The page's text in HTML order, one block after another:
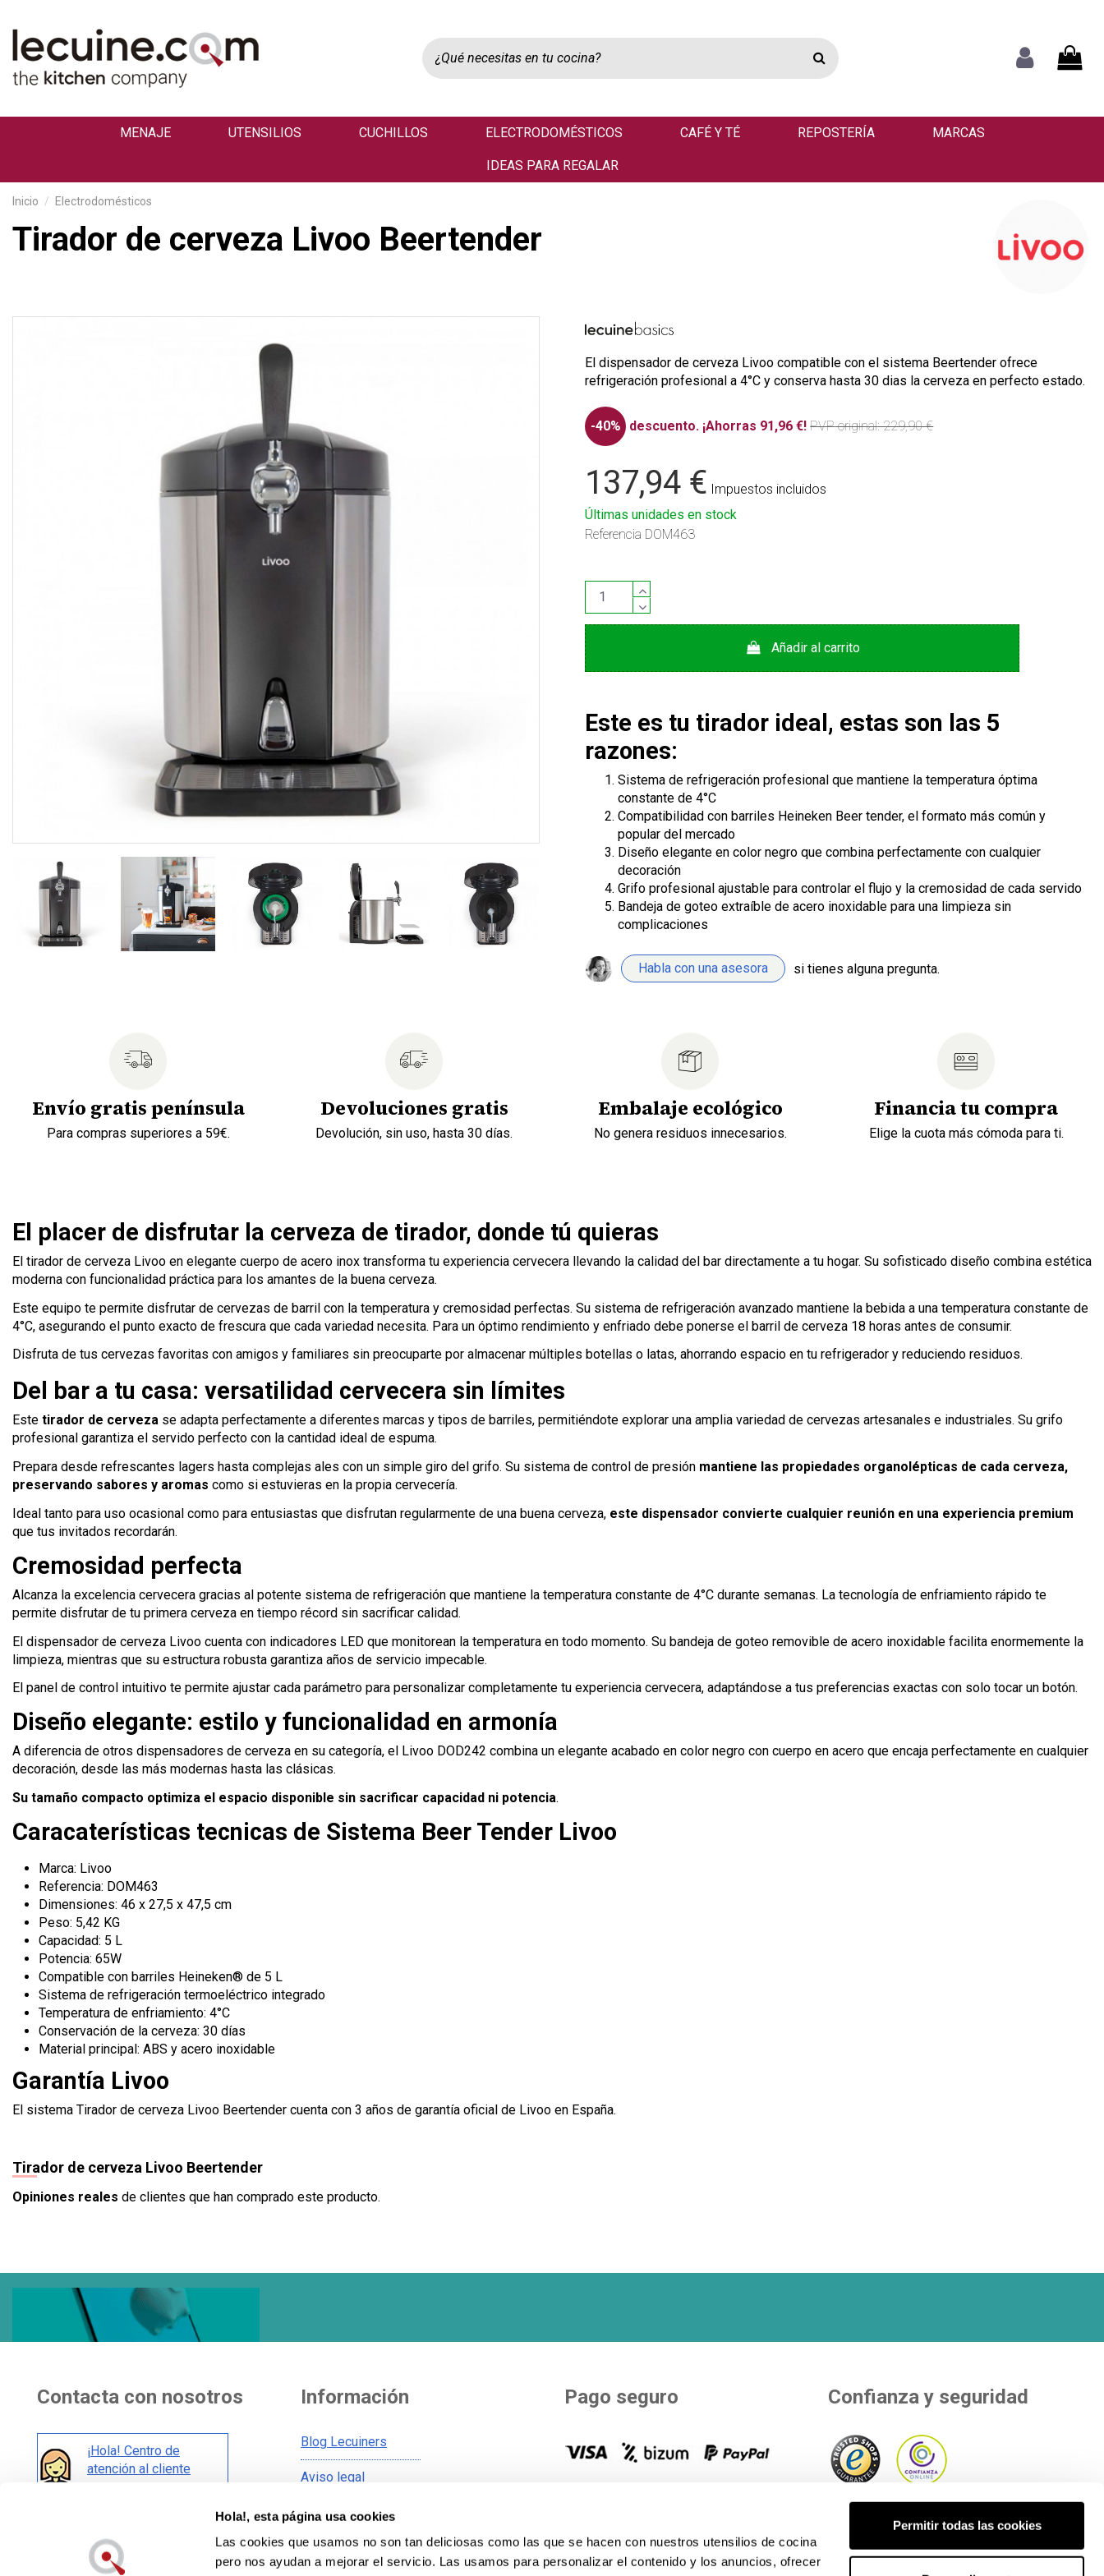
Hola!, esta página usa cookies
Las cookies que usamos no son tan deliciosas como las que se hacen con nuestros utensilios de cocina
pero nos ayudan a mejorar el servicio. Las usamos para personalizar el contenido y los anuncios, ofrecer
Permitir todas las cookies
MENAJE UTENSILIOS CUCHILLOS ELECTRODOMÉSTICOS CAFÉ Y TÉ REPOSTERÍA MARCAS
IDEAS PARA REGALAR
Inicio Electrodomésticos
Tirador de cerveza Livoo Beertender
El dispensador de cerveza Livoo compatible con el sistema Beertender ofrece
refrigeración profesional a 4°C y conserva hasta 30 dias la cerveza en perfecto estado.
-40% descuento. ¡Ahorras 91,96 €! PVPoriginal: 229,90 €
137,94 € Impuestos incluidos
Últimas unidades en stock
Referencia DOM463
Añadir al carrito
Este es tu tirador ideal, estas son las 5
razones:
Sistema de refrigeración profesional que mantiene la temperatura óptima
constante de 4°C
Compatibilidad con barriles Heineken Beer tender, el formato más común y
popular del mercado
Diseño elegante en color negro que combina perfectamente con cualquier
decoración
Grifo profesional ajustable para controlar el flujo y la cremosidad de cada servido
Bandeja de goteo extraíble de acero inoxidable para una limpieza sin
complicaciones
Habla con una asesora si tienes alguna pregunta.
Envío gratis península
Para compras superiores a 59€.
Devoluciones gratis
Devolución, sin uso, hasta 30 días.
Embalaje ecológico
No genera residuos innecesarios.
Financia tu compra
Elige la cuota más cómoda para ti.
El placer de disfrutar la cerveza de tirador, donde tú quieras
El tirador de cerveza Livoo en elegante cuerpo de acero inox transforma tu experiencia cervecera llevando la calidad del bar directamente a tu hogar. Su sofisticado diseño combina estética
moderna con funcionalidad práctica para los amantes de la buena cerveza.
Este equipo te permite disfrutar de cervezas de barril con la temperatura y cremosidad perfectas. Su sistema de refrigeración avanzado mantiene la bebida a una temperatura constante de
4°C, asegurando el punto exacto de frescura que cada variedad necesita. Para un óptimo rendimiento y enfriado debe ponerse el barril de cerveza 18 horas antes de consumir.
Disfruta de tus cervezas favoritas con amigos y familiares sin preocuparte por almacenar múltiples botellas o latas, ahorrando espacio en tu refrigerador y reduciendo residuos.
Del bar a tu casa: versatilidad cervecera sin límites
Este tirador de cerveza se adapta perfectamente a diferentes marcas y tipos de barriles, permitiéndote explorar una amplia variedad de cervezas artesanales e industriales. Su grifo
profesional garantiza el servido perfecto con la cantidad ideal de espuma.
Prepara desde refrescantes lagers hasta complejas ales con un simple giro del grifo. Su sistema de control de presión mantiene las propiedades organolépticas de cada cerveza,
preservando sabores y aromas como si estuvieras en la propia cervecería.
Ideal tanto para uso ocasional como para entusiastas que disfrutan regularmente de una buena cerveza, este dispensador convierte cualquier reunión en una experiencia premium
que tus invitados recordarán.
Cremosidad perfecta
Alcanza la excelencia cervecera gracias al potente sistema de refrigeración que mantiene la temperatura constante de 4°C durante semanas. La tecnología de enfriamiento rápido te
permite disfrutar de tu primera cerveza en tiempo récord sin sacrificar calidad.
El dispensador de cerveza Livoo cuenta con indicadores LED que monitorean la temperatura en todo momento. Su bandeja de goteo removible de acero inoxidable facilita enormemente la
limpieza, mientras que su estructura robusta garantiza años de servicio impecable.
El panel de control intuitivo te permite ajustar cada parámetro para personalizar completamente tu experiencia cervecera, adaptándose a tus preferencias exactas con solo tocar un botón.
Diseño elegante: estilo y funcionalidad en armonía
A diferencia de otros dispensadores de cerveza en su categoría, el Livoo DOD242 combina un elegante acabado en color negro con cuerpo en acero que encaja perfectamente en cualquier
decoración, desde las más modernas hasta las clásicas.
Su tamaño compacto optimiza el espacio disponible sin sacrificar capacidad ni potencia.
Caracaterísticas tecnicas de Sistema Beer Tender Livoo
Marca: Livoo
Referencia: DOM463
Dimensiones: 46 x 27,5 x 47,5 cm
Peso: 5,42 KG
Capacidad: 5 L
Potencia: 65W
Compatible con barriles Heineken® de 5 L
Sistema de refrigeración termoeléctrico integrado
Temperatura de enfriamiento: 4°C
Conservación de la cerveza: 30 días
Material principal: ABS y acero inoxidable
Garantía Livoo
El sistema Tirador de cerveza Livoo Beertender cuenta con 3 años de garantía oficial de Livoo en España.
Tirador de cerveza Livoo Beertender
Opiniones reales de clientes que han comprado este producto.
Contacta con nosotros
¡Hola! Centro de
atención al cliente
Información
Blog Lecuiners
Aviso legal
Condiciones generales
Política de cookies
Política de privacidad
Pago seguro
pago.
Confianza y seguridad
que evalúan nuestra calidad..